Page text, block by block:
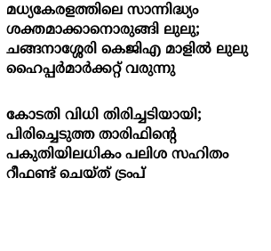
മധ്യകേരളത്തിലെ സാന്നിദ്ധ്യം
ശക്തമാക്കാനൊരുങ്ങി ലുലു;
ചങ്ങനാശ്ശേരി കെജിഎ മാളിൽ ലുലു
ഹൈപ്പർമാർക്കറ്റ് വരുന്നു
കോടതി വിധി തിരിച്ചടിയായി;
പിരിച്ചെടുത്ത താരിഫിന്‍റെ
പകുതിയിലധികം പലിശ സഹിതം
റീഫണ്ട് ചെയ്ത് ട്രംപ്